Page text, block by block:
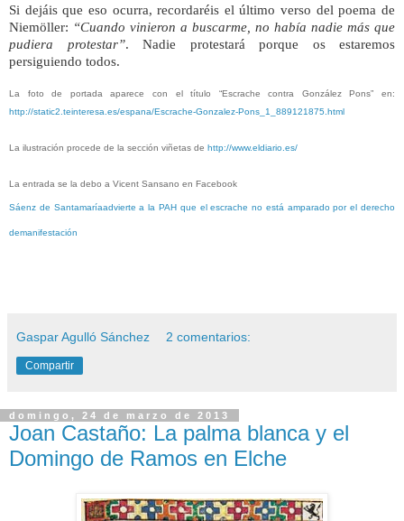
Si dejáis que eso ocurra, recordaréis el último verso del poema de
Niemöller: “Cuando vinieron a buscarme, no había nadie más que
pudiera protestar”. Nadie protestará porque os estaremos
persiguiendo todos.
La foto de portada aparece con el título “Escrache contra González Pons” en:
http://static2.teinteresa.es/espana/Escrache-Gonzalez-Pons_1_889121875.html
La ilustración procede de la sección viñetas de http://www.eldiario.es/
La entrada se la debo a Vicent Sansano en Facebook
Sáenz de Santamaríaadvierte a la PAH que el escrache no está amparado por el derecho
demanifestación
Gaspar Agulló Sánchez 2 comentarios:
Compartir
domingo, 24 de marzo de 2013
Joan Castaño: La palma blanca y el
Domingo de Ramos en Elche